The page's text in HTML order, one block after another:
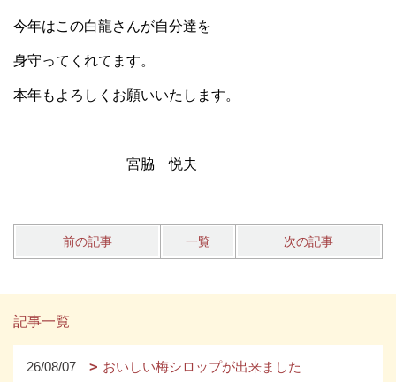
今年はこの白龍さんが自分達を
身守ってくれてます。
本年もよろしくお願いいたします。
宮脇 悦夫
前の記事 一覧 次の記事
記事一覧
26/08/07 おいしい梅シロップが出来ました